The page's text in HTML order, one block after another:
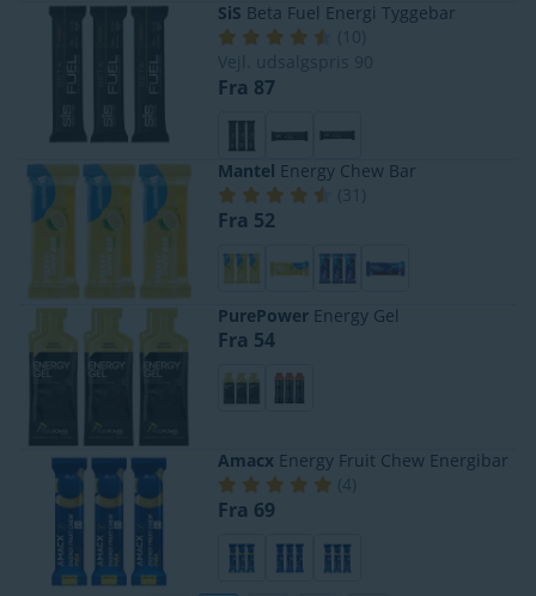
SiS Beta Fuel Energi Tyggebar
(
Vejl. udsalgspris
90
Fra 87
Mantel Energy Chew Bar
( 31
Fra 52
PurePower Energy Gel
Fra 54
Amacx Energy Fruit Chew Energibar
(4
Fra 69